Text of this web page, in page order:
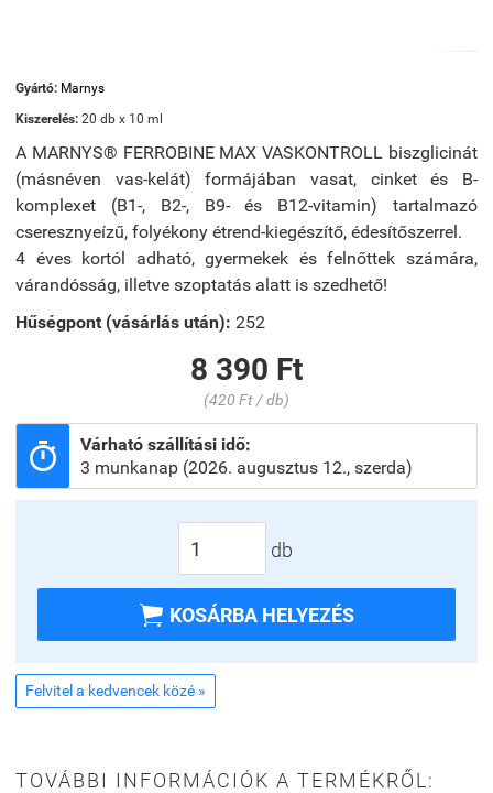
Gyártó: Marnys
Kiszerelés: 20 db x 10 ml
A MARNYS® FERROBINE MAX VASKONTROLL biszglicinát
(másnéven vas-kelát) formájában vasat, cinket és B-
komplexet (B1-, B2-, B9- és B12-vitamin) tartalmazó
cseresznyeízű, folyékony étrend-kiegészítő, édesítőszerrel.
4 éves kortól adható, gyermekek és felnőttek számára,
várandósság, illetve szoptatás alatt is szedhető!
Hűségpont (vásárlás után): 252
8 390 Ft
(420 Ft / db)

Várható szállítási idő:
3 munkanap (2026. augusztus 12., szerda)
db
 KOSÁRBA HELYEZÉS
Felvitel a kedvencek közé »
TOVÁBBI INFORMÁCIÓK A TERMÉKRŐL: